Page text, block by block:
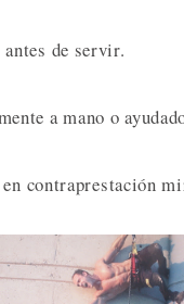
de servir.
a mano o
contraprestación